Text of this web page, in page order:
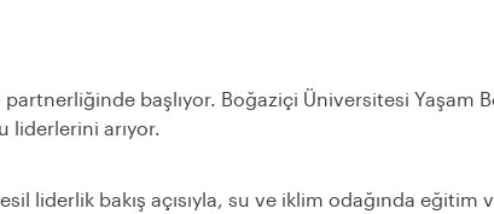
partnerliğinde başlıyor. Boğaziçi Üniversitesi Yaşam
liderlerini arıyor.
liderlik bakış açısıyla, su ve iklim odağında eğitim